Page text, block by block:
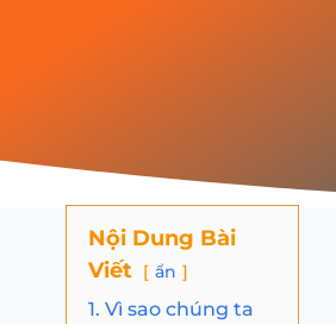
Nội Dung Bài
Viết
ẩn
1. Vì sao chúng ta